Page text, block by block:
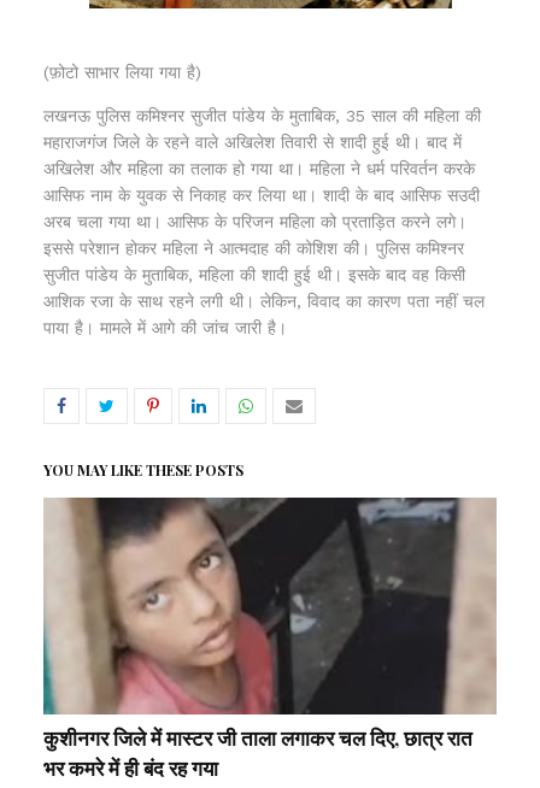
(फ़ोटो साभार लिया गया है)
लखनऊ पुलिस कमिश्नर सुजीत पांडेय के मुताबिक, 35 साल की महिला की
महाराजगंज जिले के रहने वाले अखिलेश तिवारी से शादी हुई थी। बाद में
अखिलेश और महिला का तलाक हो गया था। महिला ने धर्म परिवर्तन करके
आसिफ नाम के युवक से निकाह कर लिया था। शादी के बाद आसिफ सउदी
अरब चला गया था। आसिफ के परिजन महिला को प्रताड़ित करने लगे।
इससे परेशान होकर महिला ने आत्मदाह की कोशिश की। पुलिस कमिश्नर
सुजीत पांडेय के मुताबिक, महिला की शादी हुई थी। इसके बाद वह किसी
आशिक रजा के साथ रहने लगी थी। लेकिन, विवाद का कारण पता नहीं चल
पाया है। मामले में आगे की जांच जारी है।
YOU MAY LIKE THESE POSTS
कुशीनगर जिले में मास्टर जी ताला लगाकर चल दिए, छात्र रात
भर कमरे में ही बंद रह गया